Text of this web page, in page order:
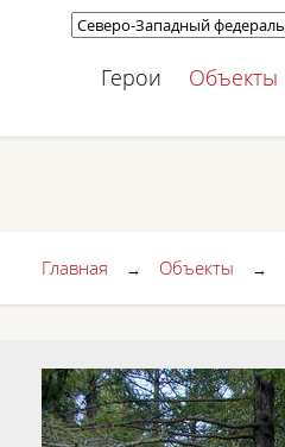
Герои Объекты
Главная → Объекты →